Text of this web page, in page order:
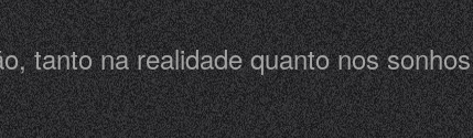
tanto na realidade quanto nos